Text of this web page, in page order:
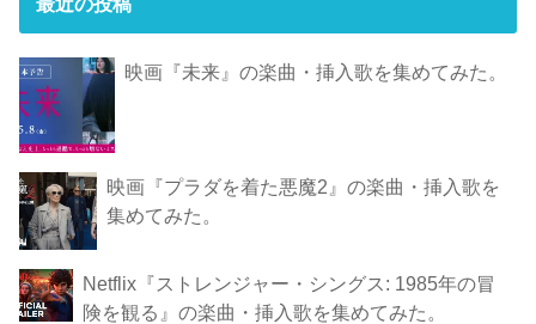
映画『未来』の楽曲・挿入歌を集めてみた。
映画『プラダを着た悪魔2』の楽曲・挿入歌を
集めてみた。
Netflix『ストレンジャー・シングス: 1985年の冒
険 を観 る』の楽曲・挿入歌を集めてみた。